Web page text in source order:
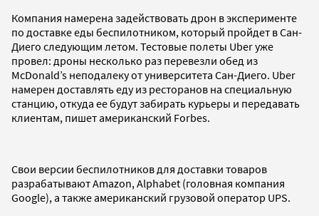
Компания намерена задействовать дрон в эксперименте
по доставке еды беспилотником, который пройдет в Сан-
Диего следующим летом. Тестовые полеты Uber уже
провел: дроны несколько раз перевезли обед из
McDonald’s неподалеку от университета Сан-Диего. Uber
намерен доставлять еду из ресторанов на специальную
станцию, откуда ее будут забирать курьеры и передавать
клиентам, пишет американский Forbes.
Свои версии беспилотников для доставки товаров
разрабатывают Amazon, Alphabet (головная компания
Google), а также американский грузовой оператор UPS.